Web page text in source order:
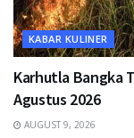
KABAR KULINER
Karhutla Bangka
Agustus 2026
AUGUST 9, 2026